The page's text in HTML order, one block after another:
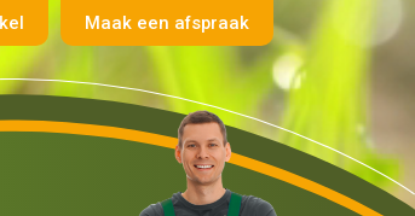
Maak een afspraak